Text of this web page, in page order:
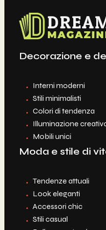
Decorazione e
Interni moderni
Stili minimalisti
Colori di tendenza
Illuminazione
Mobili unici
Moda e stile di
Tendenze attuali
Look eleganti
Accessori chic
Stili casual